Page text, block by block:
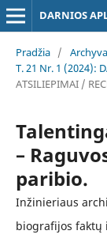
DARNIOS
Pradžia /
T. 21 Nr. 1 (2024):
ATSILIEPIMAI /
–
paribio.
Inžinieriaus
biografijos faktų